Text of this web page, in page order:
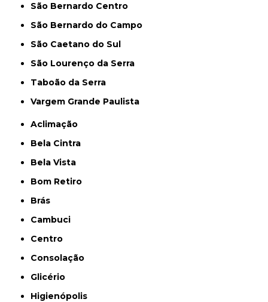
São Bernardo Centro
São Bernardo do Campo
São Caetano do Sul
São Lourenço da Serra
Taboão da Serra
Vargem Grande Paulista
Aclimação
Bela Cintra
Bela Vista
Bom Retiro
Brás
Cambuci
Centro
Consolação
Glicério
Higienópolis